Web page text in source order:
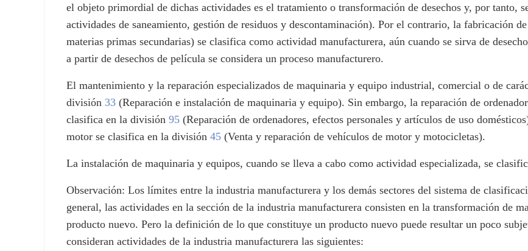
el objeto primordial de dichas actividades es el tratamiento o transformación de desechos y, por tanto,
actividades de saneamiento, gestión de residuos y descontaminación). Por el contrario, la fabricación
materias primas secundarias) se clasifica como actividad manufacturera, aún cuando se sirva de
a partir de desechos de película se considera un proceso manufacturero.
El mantenimiento y la reparación especializados de maquinaria y equipo industrial, comercial o de
división 33 (Reparación e instalación de maquinaria y equipo). Sin embargo, la reparación de
clasifica en la división95 (Reparación de ordenadores, efectos personales y artículos de uso
motor se clasifica en la división45 (Venta y reparación de vehículos de motor y motocicletas).
La instalación de maquinaria y equipos, cuando se lleva a cabo como actividad especializada, se
Observación: Los límites entre la industria manufacturera y los demás sectores del sistema de
general, las actividades en la sección de la industria manufacturera consisten en la transformación de
producto nuevo. Pero la definición de lo que constituye un producto nuevo puede resultar un poco
consideran actividades de la industria manufacturera las siguientes: